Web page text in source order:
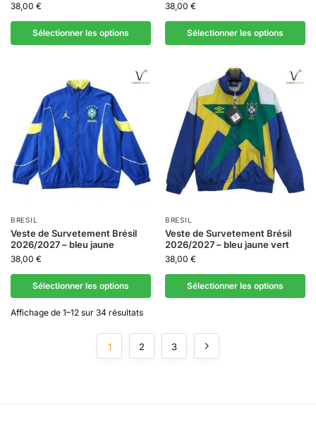
38,00 €
Sélectionner les options
38,00 €
Sélectionner les options
BRESIL
Veste de Survetement Brésil
2026/2027 – bleu jaune
38,00 €
Sélectionner les options
BRESIL
Veste de Survetement Brésil
2026/2027 – bleu jaune vert
38,00 €
Sélectionner les options
Affichage de 1–12 sur 34 résultats
1 2 3